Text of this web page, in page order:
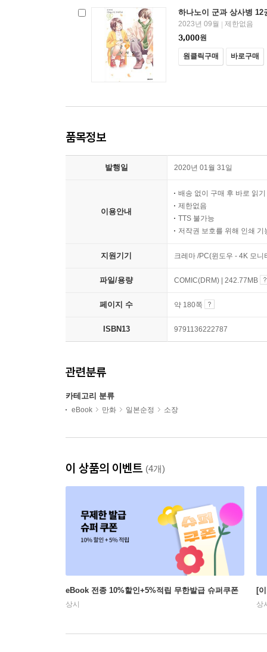
하나노이 군과 상사병 12
2023년 09월 | 제한없음
3,000원
원클릭구매 바로구매
품목정보
발행일 2020년 01월 31일
이용안내
배송 없이 구매 후 바로 읽기
제한없음
TTS 불가능
저작권 보호를 위해 인쇄 기
지원기기 크레마 /PC(윈도우 - 4K 모
파일/용량 COMIC(DRM) | 242.77MB
페이지 수 약 180쪽
ISBN13 9791136222787
관련분류
카테고리 분류
eBook 만화 일본순정 소장
이 상품의 이벤트 (4개)
eBook 전종 10%할인+5%적립 무한발급 슈퍼쿠폰
상시
[
상